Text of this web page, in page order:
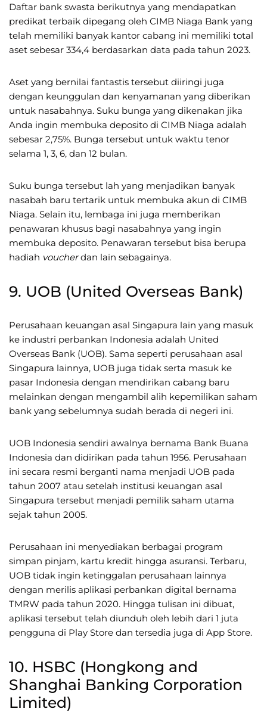
Daftar bank swasta berikutnya yang mendapatkan
predikat terbaik dipegang oleh CIMB Niaga Bank yang
telah memiliki banyak kantor cabang ini memiliki total
aset sebesar 334,4 berdasarkan data pada tahun 2023.
Aset yang bernilai fantastis tersebut diiringi juga
dengan keunggulan dan kenyamanan yang diberikan
untuk nasabahnya. Suku bunga yang dikenakan jika
Anda ingin membuka deposito di CIMB Niaga adalah
sebesar 2,75%. Bunga tersebut untuk waktu tenor
selama 1, 3, 6, dan 12 bulan.
Suku bunga tersebut lah yang menjadikan banyak
nasabah baru tertarik untuk membuka akun di CIMB
Niaga. Selain itu, lembaga ini juga memberikan
penawaran khusus bagi nasabahnya yang ingin
membuka deposito. Penawaran tersebut bisa berupa
hadiah voucherdan lain sebagainya.
9. UOB (United Overseas Bank)
Perusahaan keuangan asal Singapura lain yang masuk
ke industri perbankan Indonesia adalah United
Overseas Bank (UOB). Sama seperti perusahaan asal
Singapura lainnya, UOB juga tidak serta masuk ke
pasar Indonesia dengan mendirikan cabang baru
melainkan dengan mengambil alih kepemilikan saham
bank yang sebelumnya sudah berada di negeri ini.
UOB Indonesia sendiri awalnya bernama Bank Buana
Indonesia dan didirikan pada tahun 1956. Perusahaan
ini secara resmi berganti nama menjadi UOB pada
tahun 2007 atau setelah institusi keuangan asal
Singapura tersebut menjadi pemilik saham utama
sejak tahun 2005.
Perusahaan ini menyediakan berbagai program
simpan pinjam, kartu kredit hingga asuransi. Terbaru,
UOB tidak ingin ketinggalan perusahaan lainnya
dengan merilis aplikasi perbankan digital bernama
TMRW pada tahun 2020. Hingga tulisan ini dibuat,
aplikasi tersebut telah diunduh oleh lebih dari 1 juta
pengguna di Play Store dan tersedia juga di App Store.
10. HSBC (Hongkong and
Shanghai Banking Corporation
Limited)